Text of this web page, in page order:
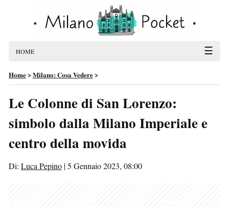
HOME ☰
Home>Milano: Cosa Vedere>
Le Colonne di San Lorenzo:
simbolo dalla Milano Imperiale e
centro della movida
Di: Luca Pepino |5 Gennaio 2023, 08:00